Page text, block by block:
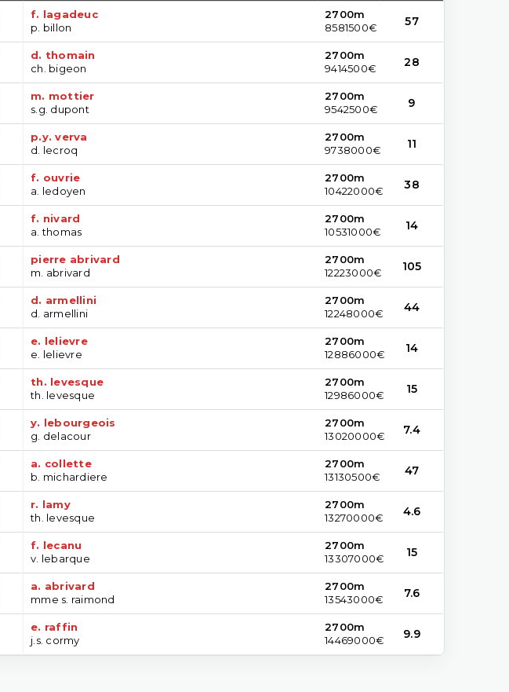
f. lagadeuc
p. billon
2700m
8581500€
57
d. thomain
ch. bigeon
2700m
9414500€
28
m. mottier
s.g. dupont
2700m
9542500€
9
p.y. verva
d. lecroq
2700m
9738000€
11
f. ouvrie
a. ledoyen
2700m
10422000€
38
f. nivard
a. thomas
2700m
10531000€
14
pierre abrivard
m. abrivard
2700m
12223000€
105
d. armellini
d. armellini
2700m
12248000€
44
e. lelievre
e. lelievre
2700m
12886000€
14
th. levesque
th. levesque
2700m
12986000€
15
y. lebourgeois
g. delacour
2700m
13020000€
7.4
a. collette
b. michardiere
2700m
13130500€
47
r. lamy
th. levesque
2700m
13270000€
4.6
f. lecanu
v. lebarque
2700m
13307000€
15
a. abrivard
mme s. raimond
2700m
13543000€
7.6
e. raffin
j.s. cormy
2700m
14469000€
9.9